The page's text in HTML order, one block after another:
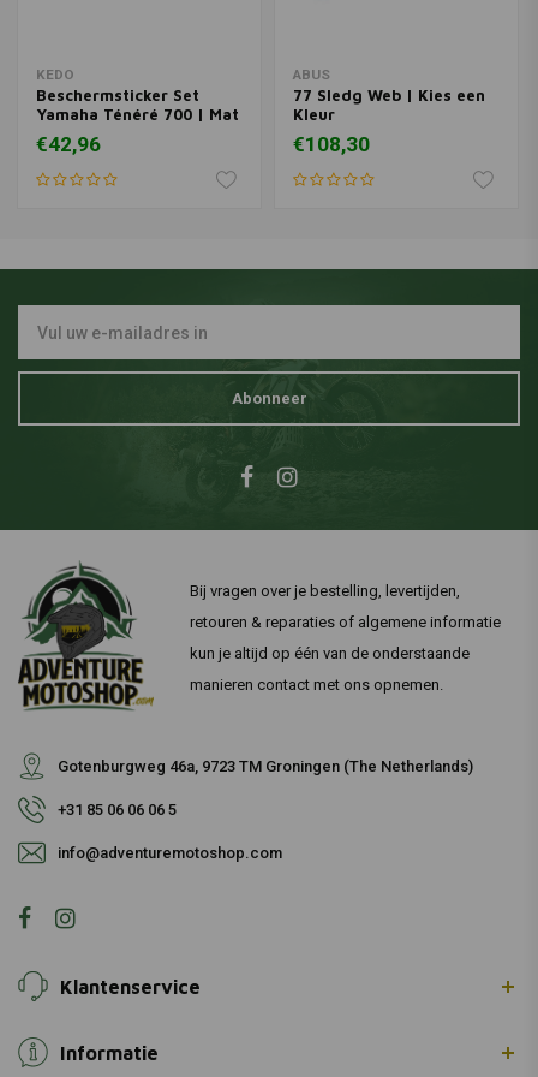
KEDO
Beschermsticker Set
Yamaha Ténéré 700 | Mat
Zwart
€42,96
ABUS
77 Sledg Web | Kies een
Kleur
€108,30
Abonneer
Bij vragen over je bestelling, levertijden,
retouren & reparaties of algemene informatie
kun je altijd op één van de onderstaande
manieren contact met ons opnemen.
Gotenburgweg 46a, 9723 TM Groningen (The Netherlands)
+31 85 06 06 06 5
info@adventuremotoshop.com
Klantenservice
Informatie